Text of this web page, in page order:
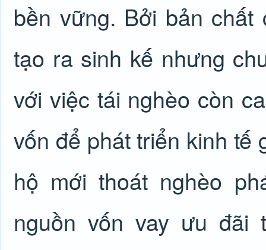
bền vững. Bởi bản
tạo ra sinh kế nhưng
với việc tái nghèo còn
vốn để phát triển kinh tế
hộ mới thoát nghèo
nguồn vốn vay ưu đãi